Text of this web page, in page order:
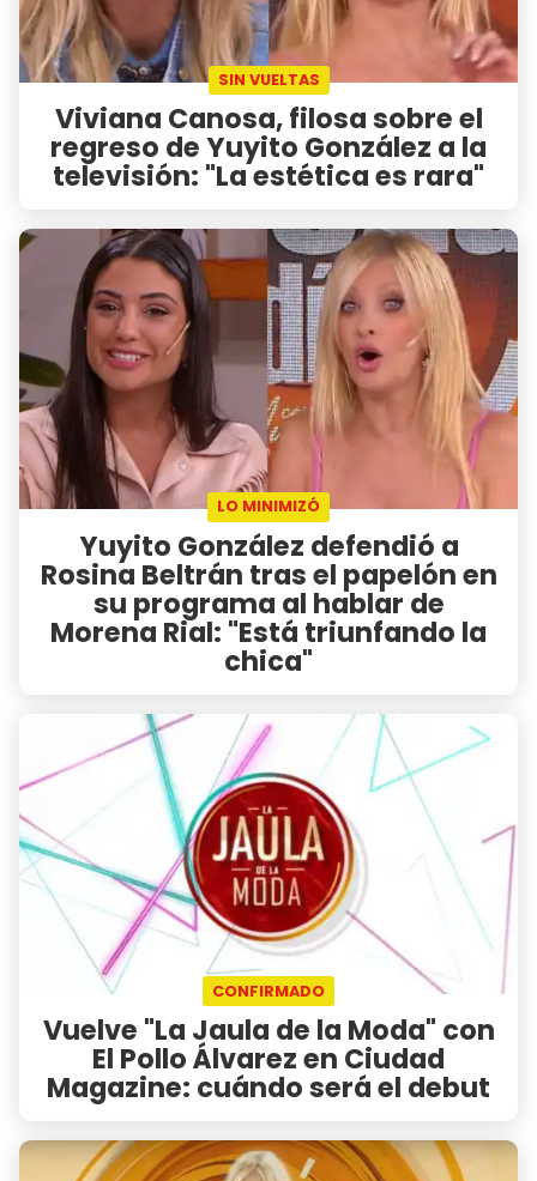
SIN VUELTAS
Viviana Canosa, filosa sobre el
regreso de Yuyito González a la
televisión: "La estética es rara"
LO MINIMIZÓ
Yuyito González defendió a
Rosina Beltrán tras el papelón en
su programa al hablar de
Morena Rial: "Está triunfando la
chica"
CONFIRMADO
Vuelve "La Jaula de la Moda" con
El Pollo Álvarez en Ciudad
Magazine: cuándo será el debut